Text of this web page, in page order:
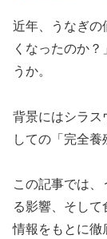
近年、うなぎの
くなったのか
うか。
背景にはシラス
しての「完全養
この記事では、
る影響、そし
情報をもとに徹